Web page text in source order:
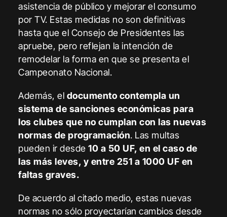
asistencia de público y mejorar el consumo
por TV. Estas medidas no son definitivas
hasta que el Consejo de Presidentes las
apruebe, pero reflejan la intención de
remodelar la forma en que se presenta el
Campeonato Nacional.
Además, el documento contempla un
sistema de sanciones económicas para
los clubes que no cumplan con las nuevas
normas de programación. Las multas
pueden ir desde10 a 50 UF, en el caso de
las más leves, y entre 251 a 1000 UF en
faltas graves.
De acuerdo al citado medio, estas nuevas
normas no sólo proyectarían cambios desde